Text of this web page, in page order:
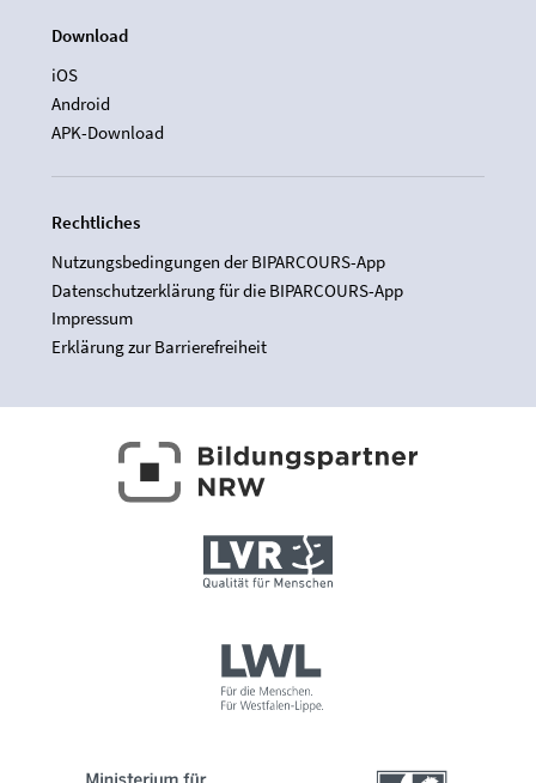
Download
iOS
Android
APK-Download
Rechtliches
Nutzungsbedingungen der BIPARCOURS-App
Datenschutzerklärung für die BIPARCOURS-App
Impressum
Erklärung zur Barrierefreiheit